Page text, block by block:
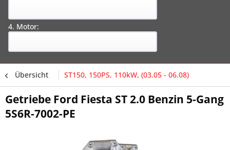
4. Motor:
Übersicht ST150, 150PS, 110kW, (03.05 - 06.08)
Getriebe Ford Fiesta ST 2.0 Benzin 5-Gang
5S6R-7002-PE